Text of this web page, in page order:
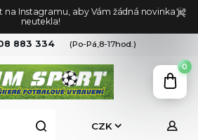
na Instagramu, aby Vám žádná novinka již
neutekla!
CZK
883 334 (Po-Pá,8-17hod.)
0